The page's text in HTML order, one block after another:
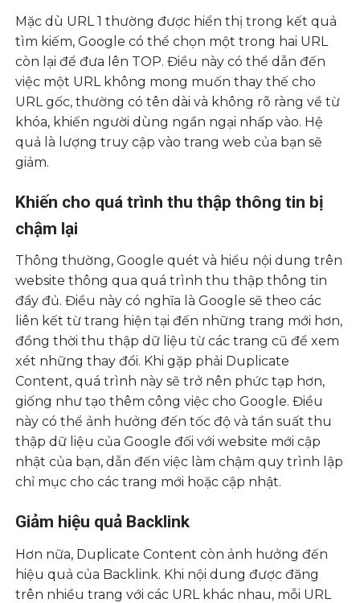
Mặc dù URL 1 thường được hiển thị trong kết quả
tìm kiếm, Google có thể chọn một trong hai URL
còn lại để đưa lên TOP. Điều này có thể dẫn đến
việc một URL không mong muốn thay thế cho
URL gốc, thường có tên dài và không rõ ràng về từ
khóa, khiến người dùng ngần ngại nhấp vào. Hệ
quả là lượng truy cập vào trang web của bạn sẽ
giảm.
Khiến cho quá trình thu thập thông tin bị
chậm lại
Thông thường, Google quét và hiểu nội dung trên
website thông qua quá trình thu thập thông tin
đầy đủ. Điều này có nghĩa là Google sẽ theo các
liên kết từ trang hiện tại đến những trang mới hơn,
đồng thời thu thập dữ liệu từ các trang cũ để xem
xét những thay đổi. Khi gặp phải Duplicate
Content, quá trình này sẽ trở nên phức tạp hơn,
giống như tạo thêm công việc cho Google. Điều
này có thể ảnh hưởng đến tốc độ và tần suất thu
thập dữ liệu của Google đối với website mới cập
nhật của bạn, dẫn đến việc làm chậm quy trình lập
chỉ mục cho các trang mới hoặc cập nhật.
Giảm hiệu quả Backlink
Hơn nữa, Duplicate Content còn ảnh hưởng đến
hiệu quả của Backlink. Khi nội dung được đăng
trên nhiều trang với các URL khác nhau, mỗi URL